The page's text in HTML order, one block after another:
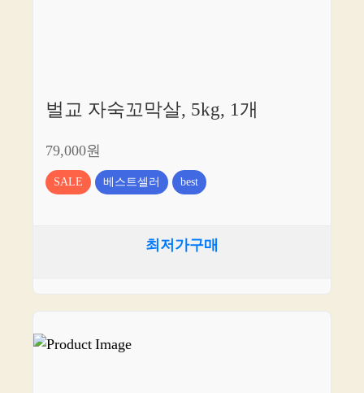
벌교 자숙꼬막살, 5kg, 1개
79,000원
SALE 베스트셀러 best
최저가구매